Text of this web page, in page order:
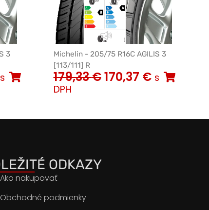
3
s
Michelin - 205/75 R16C AGILIS 3
[113/111] R
179,33€170,37 € s
DPH
ODKAZY
Ako nakupovať
Obchodné podmienky